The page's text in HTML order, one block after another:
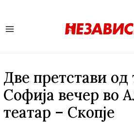
Две претстави од
Софија вечер во
театар – Скопје